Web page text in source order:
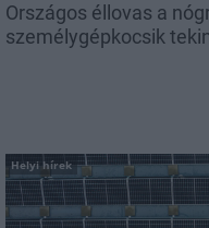
Országos éllovas a
személygépkocsik
Helyi hírek